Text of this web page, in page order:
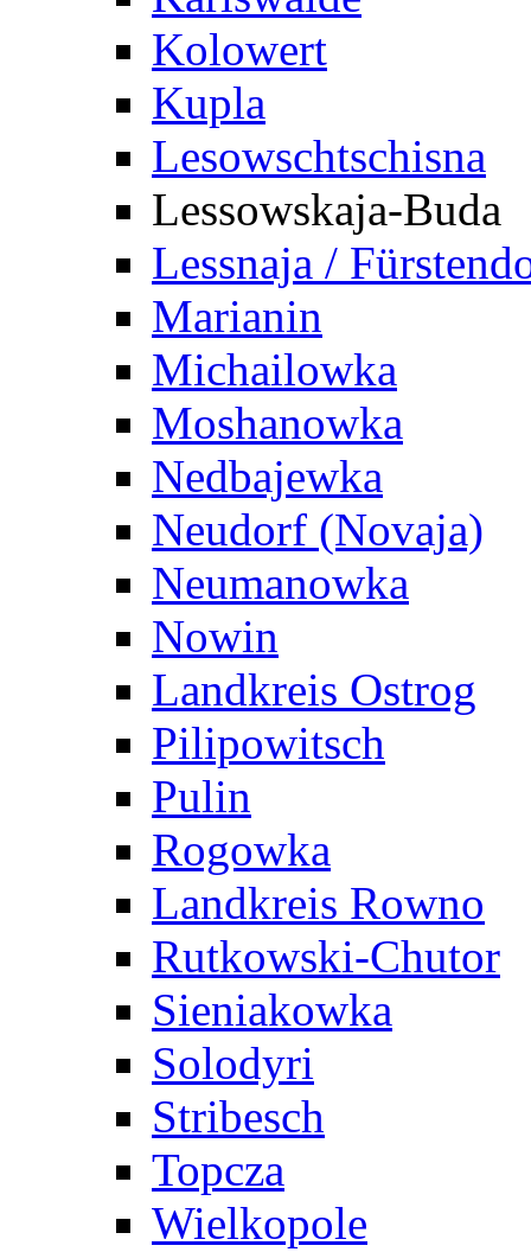
Kolowert
Kupla
Lesowschtschisna
Lessowskaja-Buda
Lessnaja /
Marianin
Michailowka
Moshanowka
Nedbajewka
Neudorf (Novaja)
Neumanowka
Nowin
Landkreis Ostrog
Pilipowitsch
Pulin
Rogowka
Landkreis Rowno
Rutkowski-Chutor
Sieniakowka
Solodyri
Stribesch
Topcza
Wielkopole